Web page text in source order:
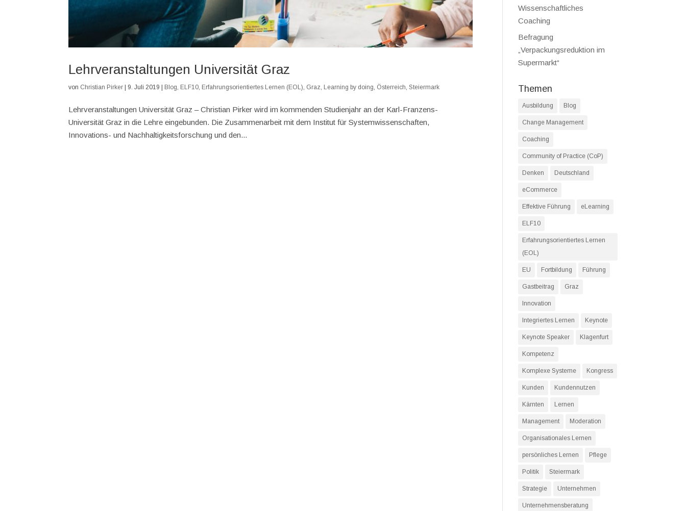
Lehrveranstaltungen Universität Graz
von Christian Pirker | 9. Juli 2019 | Blog ELF10 Erfahrungsorientiertes Lernen (EOL) Graz Learning by doing Österreich ,Steiermark
Lehrveranstaltungen Universität Graz – Christian Pirker wird im kommenden Studienjahr an der Karl-Franzens-
Universität Graz in die Lehre eingebunden. Die Zusammenarbeit mit dem Institut für Systemwissenschaften,
Innovations- und Nachhaltigkeitsforschung und den...
Wissenschaftliches
Coaching
Befragung
„Verpackungsreduktion im
Supermarkt“
Themen
Ausbildung Blog
Change Management
Coaching
Community of Practice (CoP)
Denken Deutschland
eCommerce
Effektive Führung eLearning
ELF10
Erfahrungsorientiertes Lernen
(EOL)
EU Fortbildung Führung
Gastbeitrag Graz
Innovation
Integriertes Lernen Keynote
Keynote Speaker Klagenfurt
Kompetenz
Komplexe Systeme Kongress
Kunden Kundennutzen
Kärnten Lernen
Management Moderation
Organisationales Lernen
persönliches Lernen Pflege
Politik Steiermark
Strategie Unternehmen
Unternehmensberatung